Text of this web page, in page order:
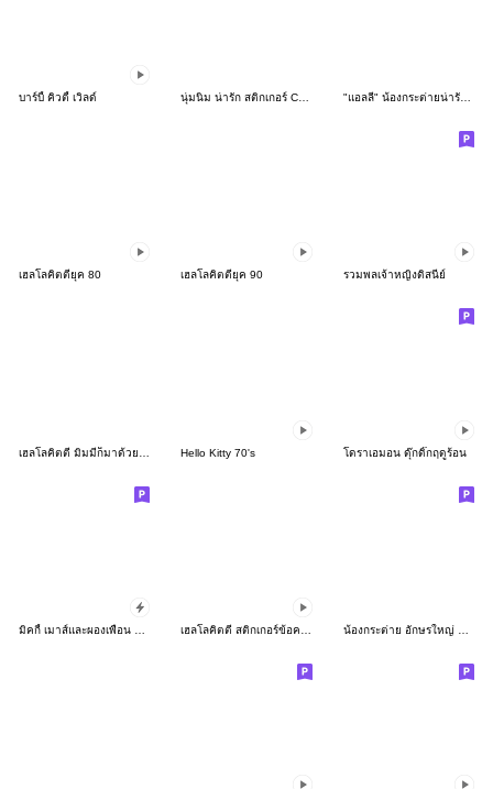
บาร์บี้ คิวตี้ เวิลด์ "แอลลี่" น้องกระต่ายน่ารัก V.4 แชทน่ารัก
เฮลโลคิตตียุค 80 เฮลโลคิตตียุค 90 รวมพลเจ้าหญิงดิสนีย์
Hello Kitty 70's โดราเอมอน ดุ๊กดิ๊กฤดูร้อน